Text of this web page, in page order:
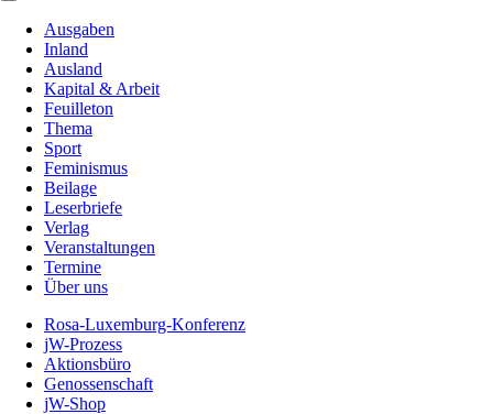
Ausgaben
Inland
Ausland
Kapital & Arbeit
Feuilleton
Thema
Sport
Feminismus
Beilage
Leserbriefe
Verlag
Veranstaltungen
Termine
Über uns
Rosa-Luxemburg-Konferenz
jW-Prozess
Aktionsbüro
Genossenschaft
jW-Shop